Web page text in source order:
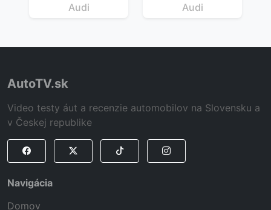
Audi Audi
AutoTV.sk
Video testy áut a recenzie automobilov na Slovensku a
v Českej republike
Navigácia
Domov